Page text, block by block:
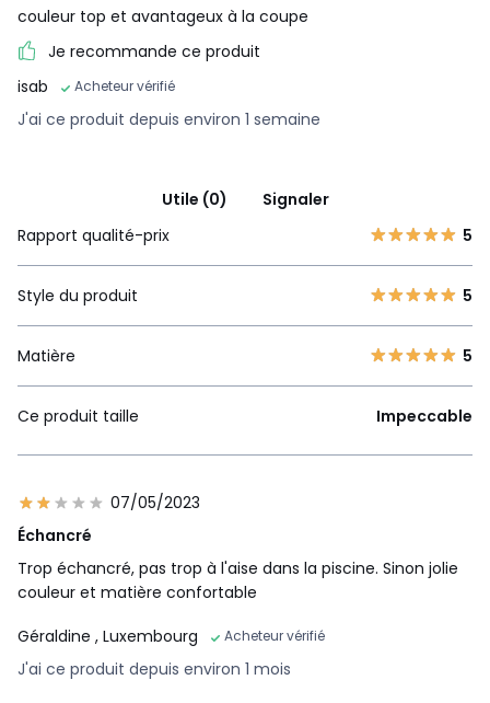
couleur top et avantageux à la coupe
Je recommande ce produit
isab
Acheteur vérifié
J'ai ce produit depuis environ 1 semaine
Utile (0)
Signaler
Rapport qualité-prix
5
Style du produit 5
Matière 5
Ce produit taille Impeccable
07/05/2023
Échancré
Trop échancré, pas trop à l'aise dans la piscine. Sinon jolie
couleur et matière confortable
Géraldine , Luxembourg Acheteur vérifié
J'ai ce produit depuis environ 1 mois